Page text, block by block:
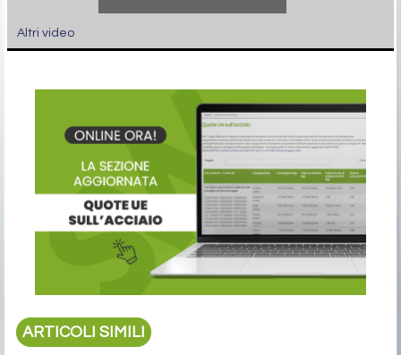
Altri video
ARTICOLI SIMILI